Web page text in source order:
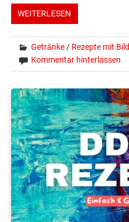
WEITERLESEN
Getränke / Rezepte mit Bild
Kommentar hinterlassen